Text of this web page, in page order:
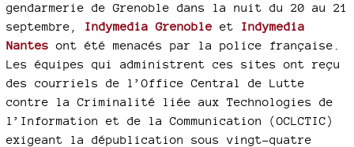
gendarmerie de Grenoble dans la nuit du 20 au 21
septembre, Indymedia Grenoble et Indymedia
Nantes ont été menacés par la police française.
Les équipes qui administrent ces sites ont reçu
des courriels de l’Office Central de Lutte
contre la Criminalité liée aux Technologies de
l’Information et de la Communication (OCLCTIC)
exigeant la dépublication sous vingt-quatre